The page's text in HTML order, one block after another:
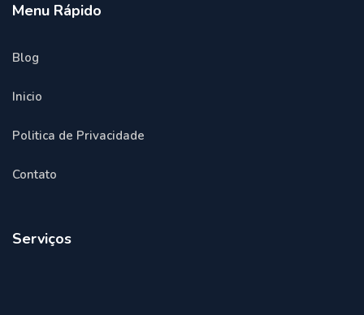
Menu Rápido
Blog
Inicio
Politica de Privacidade
Contato
Serviços